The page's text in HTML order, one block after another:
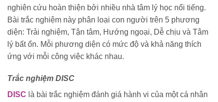
nghiên cứu hoàn thiện bởi nhiều nhà tâm lý học nổi tiếng.
Bài trắc nghiệm này phân loại con người trên 5 phương
diện: Trải nghiệm, Tận tâm, Hướng ngoại, Dễ chịu và Tâm
lý bất ổn. Mỗi phương diện có mức độ và khả năng thích
ứng với mỗi công việc khác nhau.
Trắc nghiệm DISC
DISC là bài trắc nghiệm đánh giá hành vi của một cá nhân